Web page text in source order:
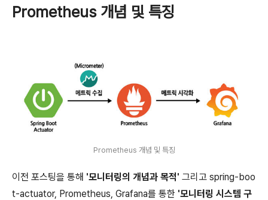
Prometheus 개념 및 특징
Prometheus 개념 및 특징
이전 포스팅을 통해 '모니터링의 개념과 목적' 그리고 spring-boo
t-actuator, Prometheus, Grafana를 통한 '모니터링 시스템 구